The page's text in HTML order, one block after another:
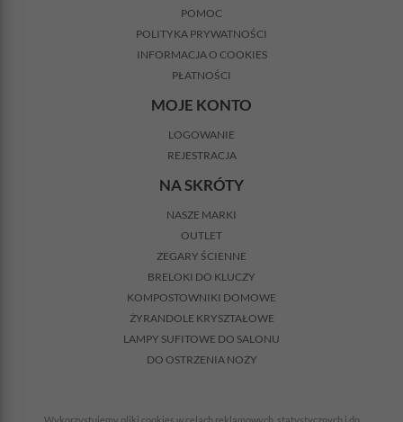
POMOC
POLITYKA PRYWATNOŚCI
INFORMACJA O COOKIES
PŁATNOŚCI
MOJE KONTO
LOGOWANIE
REJESTRACJA
NA SKRÓTY
NASZE MARKI
OUTLET
ZEGARY ŚCIENNE
BRELOKI DO KLUCZY
KOMPOSTOWNIKI DOMOWE
ŻYRANDOLE KRYSZTAŁOWE
LAMPY SUFITOWE DO SALONU
DO OSTRZENIA NOŻY